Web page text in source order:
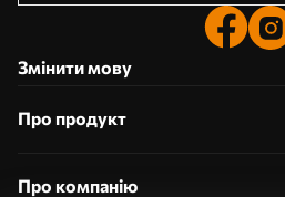
Змінити мову
Про продукт
Про компанію